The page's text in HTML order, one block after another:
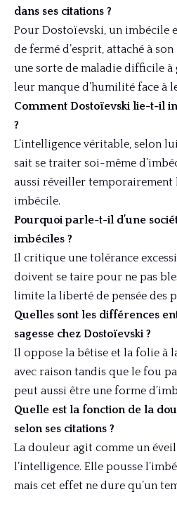
dans ses citations ?
Pour Dostoïevski, un imbécile
de fermé d’esprit, attaché à
une sorte de maladie difficile
leur manque d’humilité face à
Comment Dostoïevski lie-t-il
?
L’intelligence véritable, selon
sait se traiter soi-même
aussi réveiller temporairement
imbécile.
Pourquoi parle-t-il d’une
imbéciles ?
Il critique une tolérance
doivent se taire pour ne pas
limite la liberté de pensée des
Quelles sont les différences
sagesse chez Dostoïevski ?
Il oppose la bêtise et la folie à
avec raison tandis que le fou
peut aussi être une forme
Quelle est la fonction de la
selon ses citations ?
La douleur agit comme un
l’intelligence. Elle pousse
mais cet effet ne dure qu’un